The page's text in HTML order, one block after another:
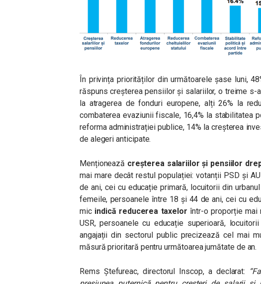
În privința priorităților din următoarele șase luni,
răspuns creșterea pensiilor și salariilor, o treime s-
la atragerea de fonduri europene, alți 26% la
combaterea evaziunii fiscale, 16,4% la stabilitatea
reforma administrației publice, 14% la creșterea
de alegeri anticipate.
Menționează creșterea salariilor și pensiilor
mai mare decât restul populației: votanții PSD și
de ani, cei cu educație primară, locuitorii din
femeile, persoanele între 18 și 44 de ani, cei cu
mic indică reducerea taxelor într-o proporție mai
USR, persoanele cu educație superioară,
angajații din sectorul public precizează cel mai
măsură prioritară pentru următoarea jumătate de an.
Rems Ștefureac, directorul Inscop, a declarat: